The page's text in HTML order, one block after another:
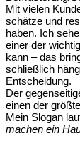
Mit vielen
schätze und
haben. Ich
einer der
kann – das
schließlich
Entscheidung.
Der
einen der
Mein Slogan
machen ein